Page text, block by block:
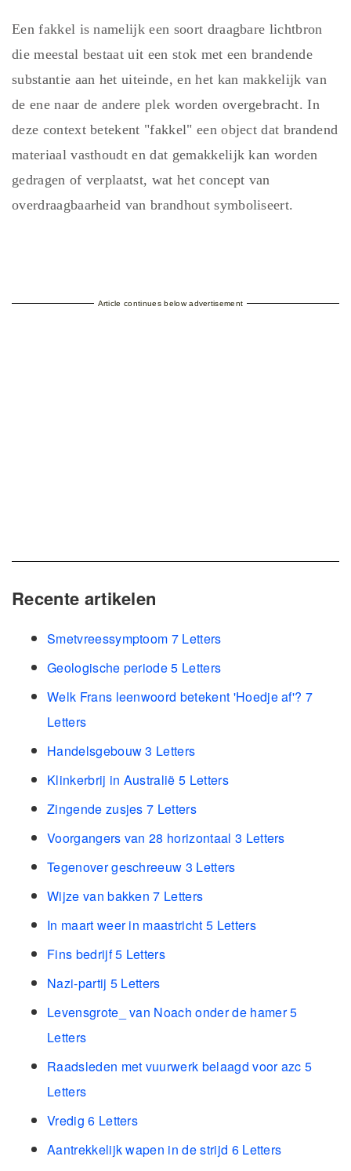
Een fakkel is namelijk een soort draagbare lichtbron
die meestal bestaat uit een stok met een brandende
substantie aan het uiteinde, en het kan makkelijk van
de ene naar de andere plek worden overgebracht. In
deze context betekent "fakkel" een object dat brandend
materiaal vasthoudt en dat gemakkelijk kan worden
gedragen of verplaatst, wat het concept van
overdraagbaarheid van brandhout symboliseert.
Article continues below advertisement
Recente artikelen
Smetvreessymptoom 7 Letters
Geologische periode 5 Letters
Welk Frans leenwoord betekent 'Hoedje af'? 7
Letters
Handelsgebouw 3 Letters
Klinkerbrij in Australië 5 Letters
Zingende zusjes 7 Letters
Voorgangers van 28 horizontaal 3 Letters
Tegenover geschreeuw 3 Letters
Wijze van bakken 7 Letters
In maart weer in maastricht 5 Letters
Fins bedrijf 5 Letters
Nazi-partij 5 Letters
Levensgrote_ van Noach onder de hamer 5
Letters
Raadsleden met vuurwerk belaagd voor azc 5
Letters
Vredig 6 Letters
Aantrekkelijk wapen in de strijd 6 Letters